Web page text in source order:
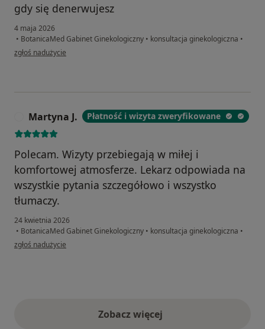
gdy się denerwujesz
4 maja 2026
• BotanicaMed Gabinet Ginekologiczny • konsultacja ginekologiczna •
w opinii użytkownika Anastasiia
zgłoś nadużycie
Martyna J. Płatność i wizyta zweryfikowane
Polecam. Wizyty przebiegają w miłej i
komfortowej atmosferze. Lekarz odpowiada na
wszystkie pytania szczegółowo i wszystko
tłumaczy.
24 kwietnia 2026
• BotanicaMed Gabinet Ginekologiczny • konsultacja ginekologiczna •
w opinii użytkownika Martyna J.
zgłoś nadużycie
Zobacz więcejopinie powyżej